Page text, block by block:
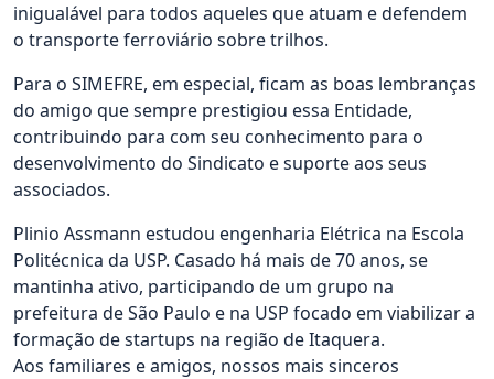
inigualável para todos aqueles que atuam e defendem
o transporte ferroviário sobre trilhos.
Para o SIMEFRE, em especial, ficam as boas lembranças
do amigo que sempre prestigiou essa Entidade,
contribuindo para com seu conhecimento para o
desenvolvimento do Sindicato e suporte aos seus
associados.
Plinio Assmann estudou engenharia Elétrica na Escola
Politécnica da USP. Casado há mais de 70 anos, se
mantinha ativo, participando de um grupo na
prefeitura de São Paulo e na USP focado em viabilizar a
formação de startups na região de Itaquera.
Aos familiares e amigos, nossos mais sinceros